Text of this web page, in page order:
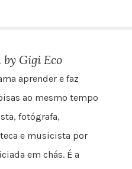
Gigi Eco
aprender e faz
ao mesmo tempo
fotógrafa,
e musicista por
em chás. É a